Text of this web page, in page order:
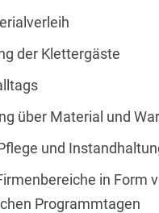
der Klettergäste
über Material und
und
in Form
Programmtagen